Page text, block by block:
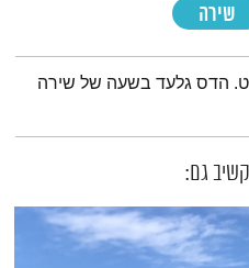
שירה
הדס גלעד בשעה של שירה
גם: